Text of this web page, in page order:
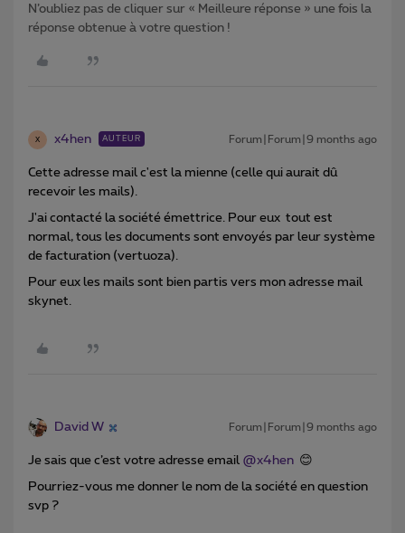
N’oubliez pas de cliquer sur « Meilleure réponse » une fois la
réponse obtenue à votre question !
X x4hen AUTEUR Forum|Forum|9 months ago
Cette adresse mail c'est la mienne (celle qui aurait dû
recevoir les mails).
J'ai contacté la société émettrice. Pour eux tout est
normal, tous les documents sont envoyés par leur système
de facturation (vertuoza).
Pour eux les mails sont bien partis vers mon adresse mail
skynet.
David W Forum|Forum|9 months ago
Je sais que c’est votre adresse email ​ @x4hen 😊
Pourriez-vous me donner le nom de la société en question
svp ?